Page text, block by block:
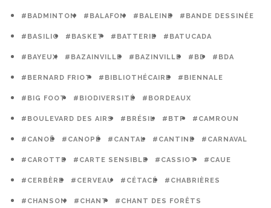
#BADMINTON #BALAFON #BALEINE #BANDE DESSINÉE
#BASILIC #BASKET #BATTERIE #BATUCADA
#BAYEUX #BAZAINVILLE #BAZINVILLE #BD #BDA
#BERNARD FRIOT #BIBLIOTHÉCAIRE #BIENNALE
#BIG FOOT #BIODIVERSITÉ #BORDEAUX
#BOULEVARD DES AIRS #BRÉSIL #BTP #CAMROUN
#CANOË #CANOPÉ #CANTAL #CANTINE #CARNAVAL
#CAROTTE #CARTE SENSIBLE #CASSIOT #CAUE
#CERBÈRE #CERVEAU #CÉTACÉ #CHABRIÈRES
#CHANSON #CHANT #CHANT DES FORÊTS